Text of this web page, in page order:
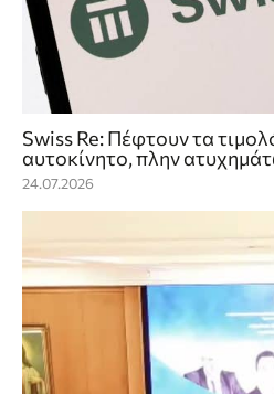
Swiss Re: Πέφτουν τα
αυτοκίνητο, πλην
24.07.2026